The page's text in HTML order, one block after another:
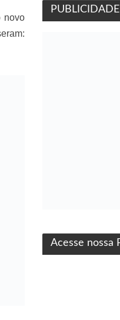
novo
PUBLICIDADE
Acesse nossa